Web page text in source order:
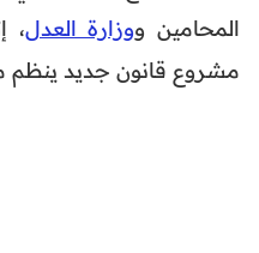
المحامين ووزارة العدل،
مشروع قانون جديد ينظم